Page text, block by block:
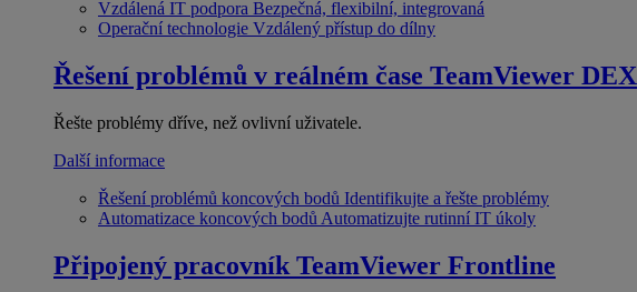
Vzdálená IT podpora Bezpečná, flexibilní, integrovaná
Operační technologie Vzdálený přístup do dílny
Řešení problémů v reálném čase TeamViewer DEX
Řešte problémy dříve, než ovlivní uživatele.
Další informace
Řešení problémů koncových bodů Identifikujte a řešte problémy
Automatizace koncových bodů Automatizujte rutinní IT úkoly
Připojený pracovník TeamViewer Frontline